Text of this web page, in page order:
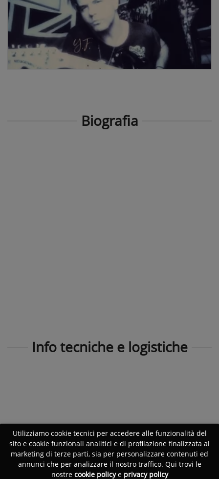
Biografia
Info tecniche e logistiche
Utilizziamo cookie tecnici per accedere alle funzionalità del
sito e cookie funzionali analitici e di profilazione finalizzata al
marketing di terze parti, sia per personalizzare contenuti ed
annunci che per analizzare il nostro traffico. Qui trovi le
nostre cookie policye privacy policy